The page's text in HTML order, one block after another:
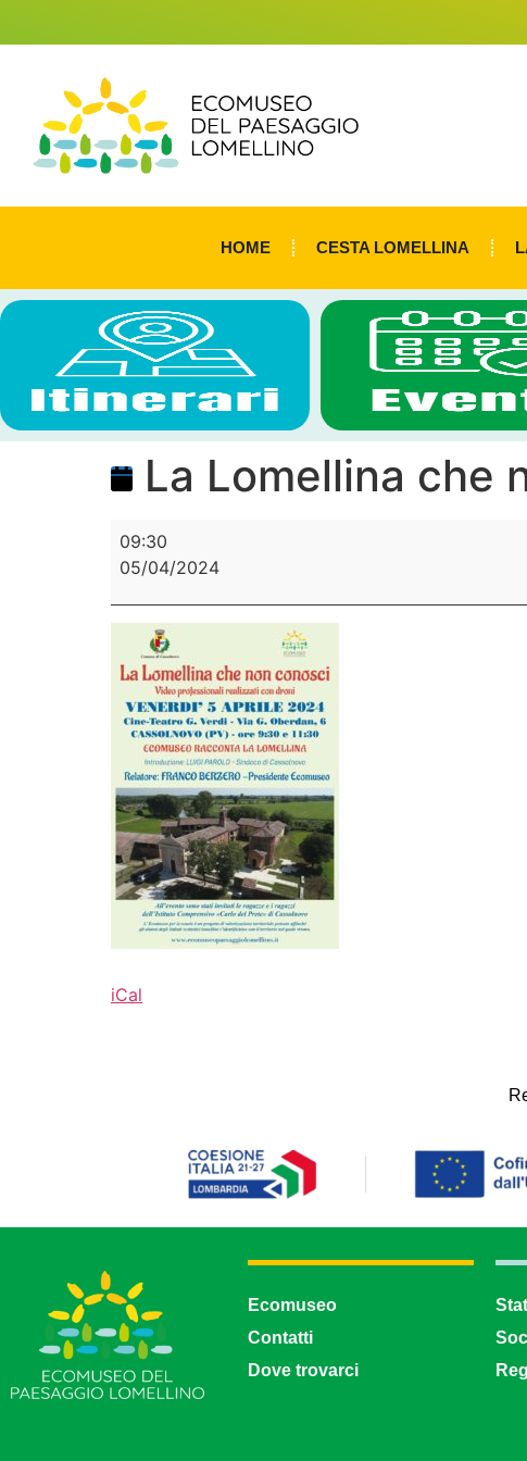
HOME CESTA LOMELLINA
La Lomellina che
09:30
05/04/2024
iCal
Ecomuseo
Contatti
Dove trovarci